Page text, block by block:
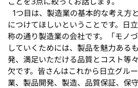
1つ目は、製造業の基本的な考え方
につけてほしいということです。日
称の通り製造業の会社です。「モノ
していくためには、製品を魅力ある
発、満足いただける品質とコスト等
欠です。皆さんはこれから日立グル
業、製品開発、製造、品質保証、保